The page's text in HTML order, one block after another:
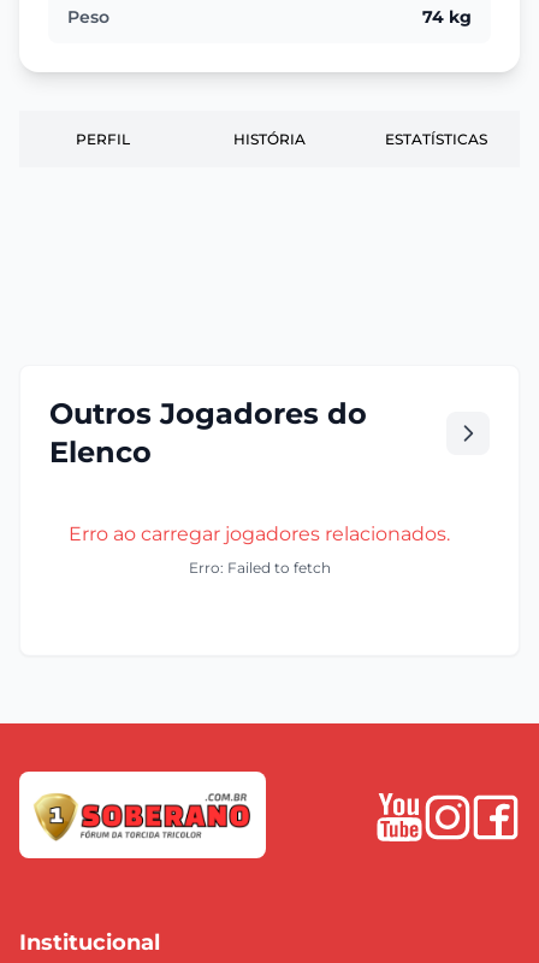
Peso 74 kg
PERFIL HISTÓRIA ESTATÍSTICAS
Outros Jogadores do
Elenco
Erro ao carregar jogadores relacionados.
Erro: Failed to fetch
Institucional